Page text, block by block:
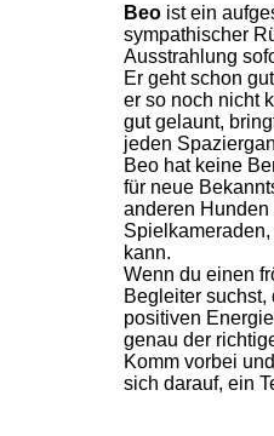
Beo ist ein
sympathischer
Ausstrahlung
Er geht schon
er so noch nicht
gut gelaunt,
jeden
Beo hat keine
für neue
anderen
kann.
Wenn du einen
Begleiter
positiven
genau der
Komm vorbei
sich darauf, ein